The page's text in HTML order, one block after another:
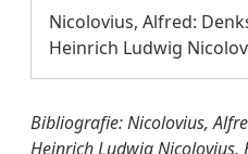
Nicolovius, Alfred:
Heinrich Ludwig
Bibliografie: Nicolovius,
Heinrich Ludwig Nicolovius.